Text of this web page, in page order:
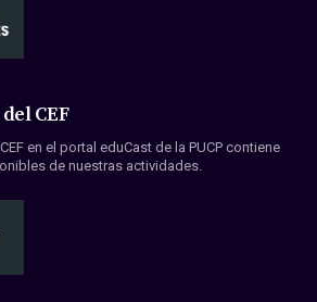
CEF
en el portal eduCast de la PUCP contiene
de nuestras actividades.